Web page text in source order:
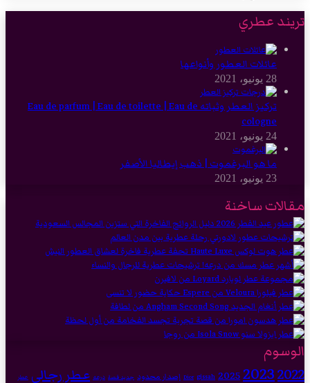
تريند عطري
عائلات العطور وأنواعها
28 يونيو، 2021
تركيز العطر وثباته Eau de parfum | Eau de toilette | Eau de
cologne
24 يونيو، 2021
ما هو البرغموت | ذهب إيطاليا الأصفر
23 يونيو، 2021
مقالات ساخنة
الوسوم
2022
2023
2025
Dior gissah إصدار محدود جديد قصة درعه عطر رجالي عطر